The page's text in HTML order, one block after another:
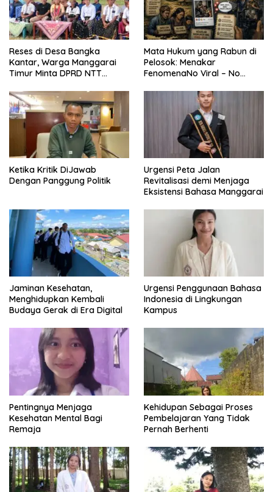
Reses di Desa Bangka
Kantar, Warga Manggarai
Timur Minta DPRD NTT
Pergub Larangan Beli BBM
Bersubsidi Bagi Penunggak
Pajak
Mata Hukum yang Rabun di
Pelosok: Menakar
FenomenaNo Viral – No
Ketika Kritik DiJawab
Dengan Panggung Politik
Urgensi Peta Jalan
Revitalisasi demi Menjaga
Eksistensi Bahasa Manggarai
Jaminan Kesehatan,
Menghidupkan Kembali
Budaya Gerak di Era Digital
Urgensi Penggunaan Bahasa
Indonesia di Lingkungan
Kampus
Pentingnya Menjaga
Kesehatan Mental Bagi
Remaja
Kehidupan Sebagai Proses
Pembelajaran Yang Tidak
Pernah Berhenti